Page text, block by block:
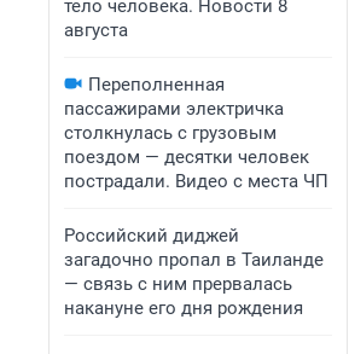
тело человека. Новости 8
августа
Переполненная
пассажирами электричка
столкнулась с грузовым
поездом — десятки человек
пострадали. Видео с места ЧП
Российский диджей
загадочно пропал в Таиланде
— связь с ним прервалась
накануне его дня рождения